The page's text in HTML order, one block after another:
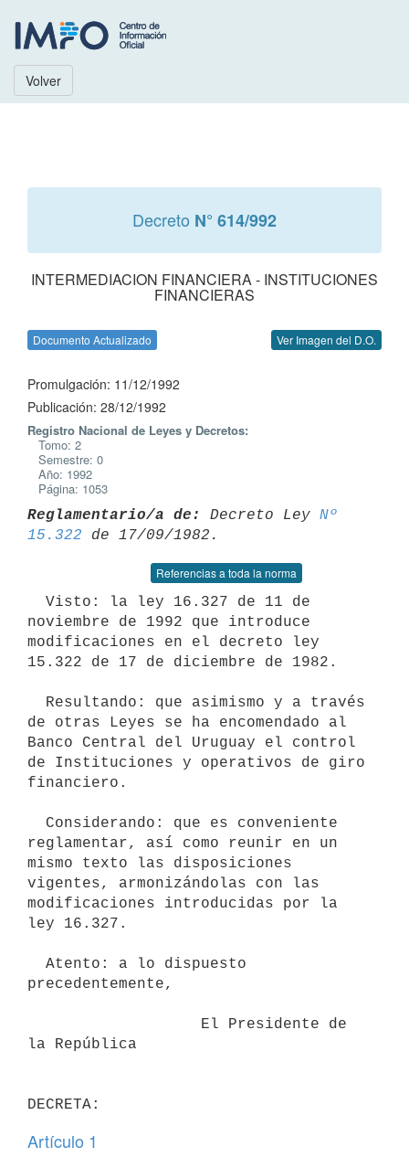
Volver
Decreto N° 614/992
INTERMEDIACION FINANCIERA - INSTITUCIONES
FINANCIERAS
Documento Actualizado Ver Imagen del D.O.
Promulgación: 11/12/1992
Publicación: 28/12/1992
Registro Nacional de Leyes y Decretos:
Tomo: 2
Semestre: 0
Año: 1992
Página: 1053
Reglamentario/a de: Decreto Ley Nº
15.322
Referencias a toda la norma
noviembre de 1992 que introduce
modificaciones en el decreto ley
15.322 de 17 de diciembre de 1982.
de otras Leyes se ha encomendado al
Banco Central del Uruguay el control
de Instituciones y operativos de giro
financiero.
reglamentar, así como reunir en un
mismo texto las disposiciones
vigentes, armonizándolas con las
modificaciones introducidas por la
ley 16.327.
precedentemente,
la República
Artículo 1